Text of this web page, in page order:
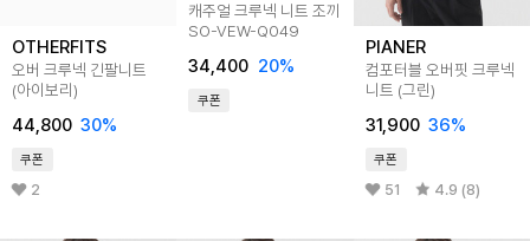
OTHERFITS
오버 크루넥 긴팔니트
(아이보리)
44,800 30%
쿠폰
2
캐주얼 크루넥 니트 조끼
SO-VEW-Q049
34,400 20%
쿠폰
PIANER
컴포터블 오버핏 크루넥
니트 (그린)
31,900 36%
쿠폰
51 4.9 (8)